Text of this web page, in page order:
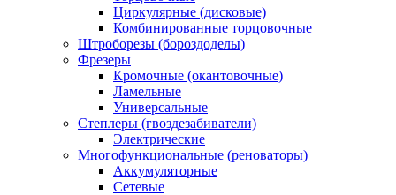
Циркулярные (дисковые)
Комбинированные торцовочные
Штроборезы (бороздоделы)
Фрезеры
Кромочные (окантовочные)
Ламельные
Универсальные
Степлеры (гвоздезабиватели)
Электрические
Многофункциональные (реноваторы)
Аккумуляторные
Сетевые